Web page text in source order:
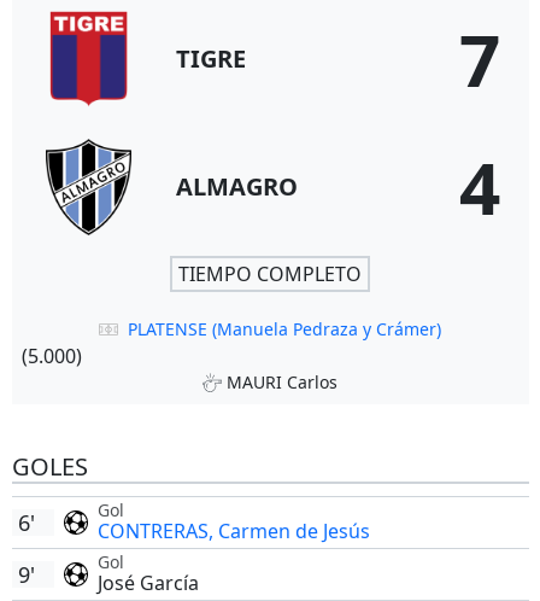
TIGRE 7
ALMAGRO 4
TIEMPO COMPLETO
PLATENSE (Manuela Pedraza y Crámer)
(5.000)
MAURI Carlos
GOLES
Gol
CONTRERAS, Carmen de Jesús
6'
Gol
José García
9'